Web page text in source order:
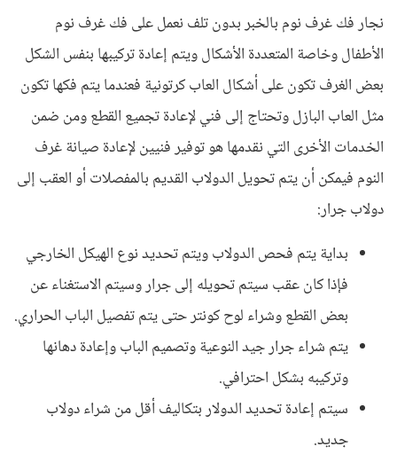
نجار فك غرف نوم بالخبر بدون تلف نعمل على فك غرف نوم
الأطفال وخاصة المتعددة الأشكال ويتم إعادة تركيبها بنفس الشكل
بعض الغرف تكون على أشكال العاب كرتونية فعندما يتم فكها تكون
مثل العاب البازل وتحتاج إلى فني لإعادة تجميع القطع ومن ضمن
الخدمات الأخرى التي نقدمها هو توفير فنيين لإعادة صيانة غرف
النوم فيمكن أن يتم تحويل الدولاب القديم بالمفصلات أو العقب إلى
دولاب جرار:
بداية يتم فحص الدولاب ويتم تحديد نوع الهيكل الخارجي
فإذا كان عقب سيتم تحويله إلى جرار وسيتم الاستغناء عن
بعض القطع وشراء لوح كونتر حتى يتم تفصيل الباب الحراري.
يتم شراء جرار جيد النوعية وتصميم الباب وإعادة دهانها
وتركيبه بشكل احترافي.
سيتم إعادة تحديد الدولار بتكاليف أقل من شراء دولاب
جديد.